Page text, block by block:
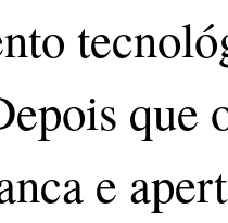
que
e